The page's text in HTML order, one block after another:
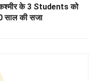
के 3 Students को
साल की सजा